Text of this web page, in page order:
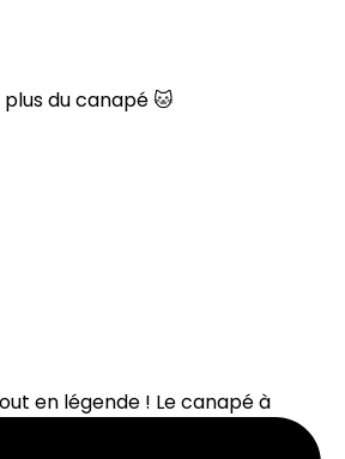
du canapé 🐱
en légende ! Le canapé à